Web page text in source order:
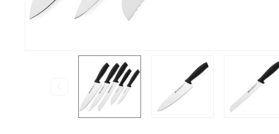
Контакты и график
работы